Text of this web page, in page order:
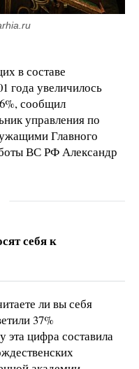
в составе
года увеличилось
сообщил
управления по
Главного
ВС РФ Александр
себя к
ли вы себя
37%
эта цифра составила